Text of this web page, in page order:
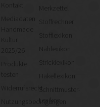
Kontakt
Mediadaten
Kultur
2025/26
Produkte
testen
Widerrufsrecht
Nutzungsbedingungen
Merkzettel
Stoffrechner
Stofflexikon
Nählexikon
Stricklexikon
Häkellexikon
Schnittmuster-
Lexikon